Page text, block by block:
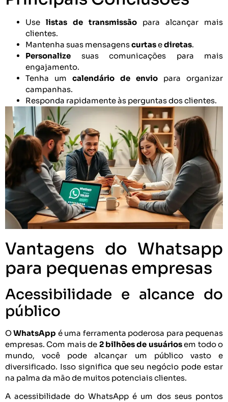
Use listas de transmissão para alcançar mais
clientes.
Mantenha suas mensagenscurtasediretas.
Personalize suas comunicações para mais
engajamento.
Tenha um calendário de envio para organizar
campanhas.
Responda rapidamente às perguntas dos clientes.
Vantagens do Whatsapp
para pequenas empresas
Acessibilidade e alcance do
público
OWhatsApp é uma ferramenta poderosa para pequenas
empresas. Com mais de 2 bilhões de usuáriosem todo o
mundo, você pode alcançar um público vasto e
diversificado. Isso significa que seu negócio pode estar
na palma da mão de muitos potenciais clientes.
A acessibilidade do WhatsApp é um dos seus pontos